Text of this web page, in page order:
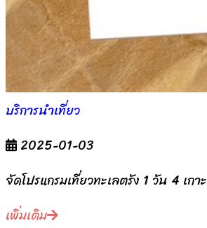
บริการนำเที่ยว
2025-01-03
จัดโปรแกรมเที่ยวทะเลตรัง 1 วัน 4 เกาะ
เพิ่มเติม